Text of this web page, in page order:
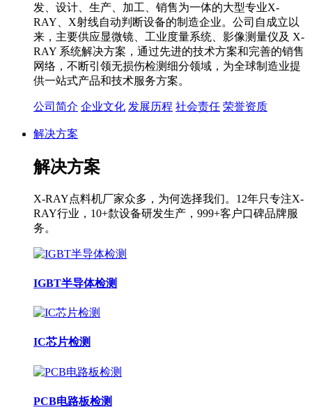
发、设计、生产、加工、销售为一体的大型专业X-
RAY、X射线自动判断设备的制造企业。公司自成立以
来，主要供应显微镜、工业度量系统、影像测量仪及 X-
RAY 系统解决方案，通过先进的技术方案和完善的销售
网络，不断引领无损伤检测细分领域，为全球制造业提
供一站式产品和技术服务方案。
公司简介 企业文化 发展历程 社会责任 荣誉资质
解决方案
解决方案
X-RAY点料机厂家众多，为何选择我们。12年只专注X-
RAY行业，10+歀设备研发生产，999+客户口碑品牌服
务。
IGBT半导体检测
IC芯片检测
PCB电路板检测